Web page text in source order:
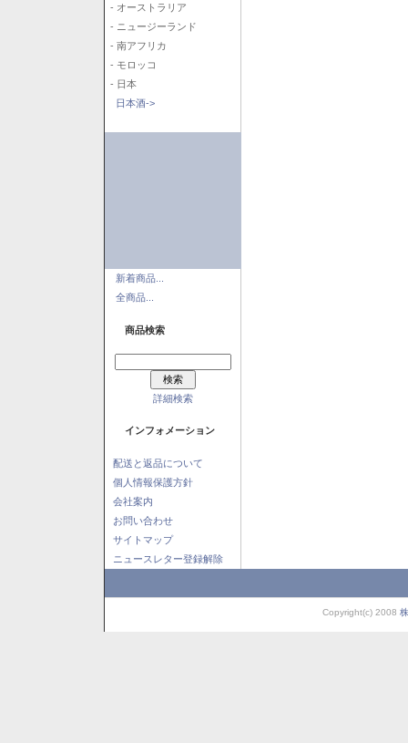
- オーストラリア
- ニュージーランド
- 南アフリカ
- モロッコ
- 日本
日本酒->
新着商品...
全商品...
商品検索
詳細検索
インフォメーション
配送と返品について
個人情報保護方針
会社案内
お問い合わせ
サイトマップ
ニュースレター登録解除
Copyright(c) 2008